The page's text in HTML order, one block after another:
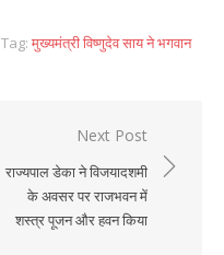
Tag: मुख्यमंत्री विष्णुदेव साय ने भगवान
Next Post
राज्यपाल डेका ने विजयादशमी
के अवसर पर राजभवन में
शस्त्र पूजन और हवन किया